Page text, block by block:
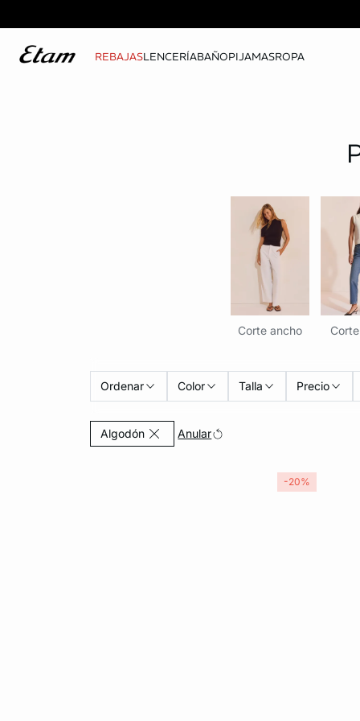
REBAJASLENCERÍABAÑOPIJAMASROPA
Corte ancho
Ordenar Color Talla Precio
AlgodónCurrently Refined by Material: Algodón
Anular
-20%